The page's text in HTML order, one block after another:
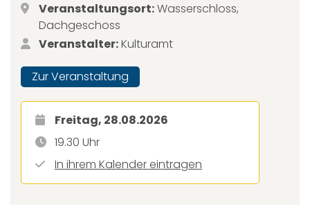
Veranstaltungsort:Wasserschloss,
Dachgeschoss
Veranstalter:Kulturamt
Zur Veranstaltung
Freitag, 28.08.2026
19.30 Uhr
In ihrem Kalender eintragen